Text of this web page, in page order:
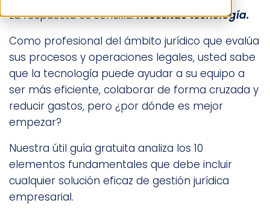
La respuesta es sencilla:necesitas tecnología.
Como profesional del ámbito jurídico que evalúa
sus procesos y operaciones legales, usted sabe
que la tecnología puede ayudar a su equipo a
ser más eficiente, colaborar de forma cruzada y
reducir gastos, pero ¿por dónde es mejor
empezar?
Nuestra útil guía gratuita analiza los 10
elementos fundamentales que debe incluir
cualquier solución eficaz de gestión jurídica
empresarial.